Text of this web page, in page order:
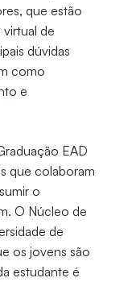
que estão
de
dúvidas
como
e
EAD
que colaboram
o
O Núcleo de
de
os jovens são
estudante é